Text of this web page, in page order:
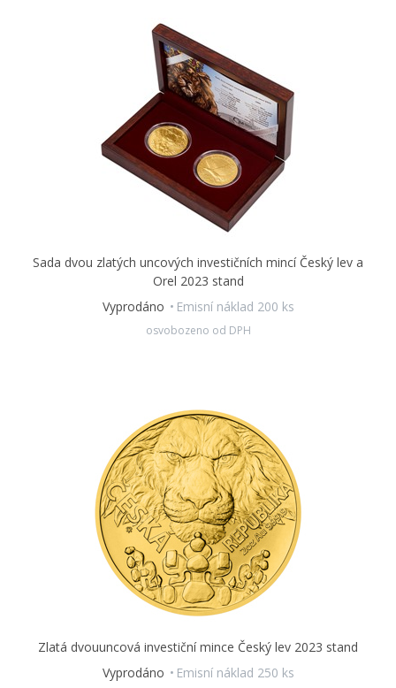
Sada dvou zlatých uncových investičních mincí Český lev a
Orel 2023 stand
Vyprodáno
Emisní náklad 200 ks
osvobozeno od DPH
Zlatá dvouuncová investiční mince Český lev 2023 stand
Vyprodáno
Emisní náklad 250 ks